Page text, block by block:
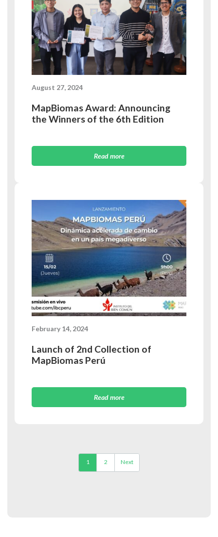
August 27, 2024
MapBiomas Award: Announcing
the Winners of the 6th Edition
Read more
February 14, 2024
Launch of 2nd Collection of
MapBiomas Perú
Read more
1 2 Next